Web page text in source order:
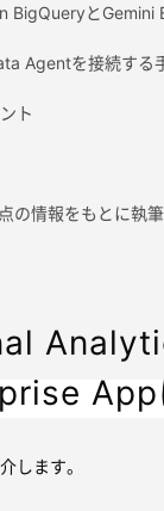
BigQueryとGemini
Agentを接続する
ト
の情報をもとに執
App
します。